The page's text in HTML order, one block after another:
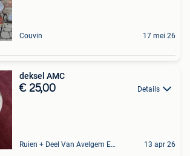
Couvin 17 mei 26
deksel AMC
€ 25,00 Details
Ruien + Deel Van Avelgem En Waarmaarde 13 apr 26